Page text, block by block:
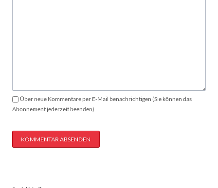
Über neue Kommentare per E-Mail benachrichtigen (Sie können das
Abonnement jederzeit beenden)
KOMMENTAR ABSENDEN